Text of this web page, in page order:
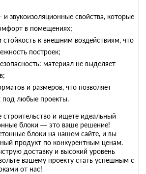
звукоизоляционные свойства, которые
в помещениях;
стойкость к внешним воздействиям, что
построек;
материал не выделяет
и размеров, что позволяет
под любые проекты.
строительство и ищете идеальный
блоки — это ваше решение!
блоки на нашем сайте, и вы
продукт по конкурентным ценам.
доставку и высокий уровень
вашему проекту стать успешным с
от нас!